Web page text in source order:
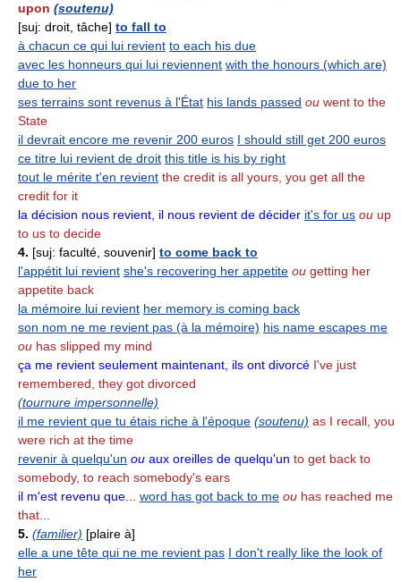
upon (soutenu)
[suj: droit, tâche] to fall to
à chacun ce qui lui revient to each his due
avec les honneurs qui lui reviennent with the honours (which are)
due to her
ses terrains sont revenus à l'État his lands passed ou went to the
State
il devrait encore me revenir 200 euros I should still get 200 euros
ce titre lui revient de droit this title is his by right
tout le mérite t'en revient the credit is all yours, you get all the
credit for it
la décision nous revient, il nous revient de décider it's for us ou up
to us to decide
4. [suj: faculté, souvenir] to come back to
l'appétit lui revient she's recovering her appetite ou getting her
appetite back
la mémoire lui revient her memory is coming back
son nom ne me revient pas (à la mémoire) his name escapes me
ou has slipped my mind
ça me revient seulement maintenant, ils ont divorcé I've just
remembered, they got divorced
(tournure impersonnelle)
il me revient que tu étais riche à l'époque (soutenu) as I recall, you
were rich at the time
revenir à quelqu'un ou aux oreilles de quelqu'un to get back to
somebody, to reach somebody's ears
il m'est revenu que...
word has got back to me ou has reached me
that...
5. (familier) [plaire à]
elle a une tête qui ne me revient pas I don't really like the look of
her